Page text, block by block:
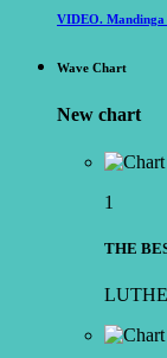
VIDEO. Mandinga
Wave Chart
New chart
1
THE